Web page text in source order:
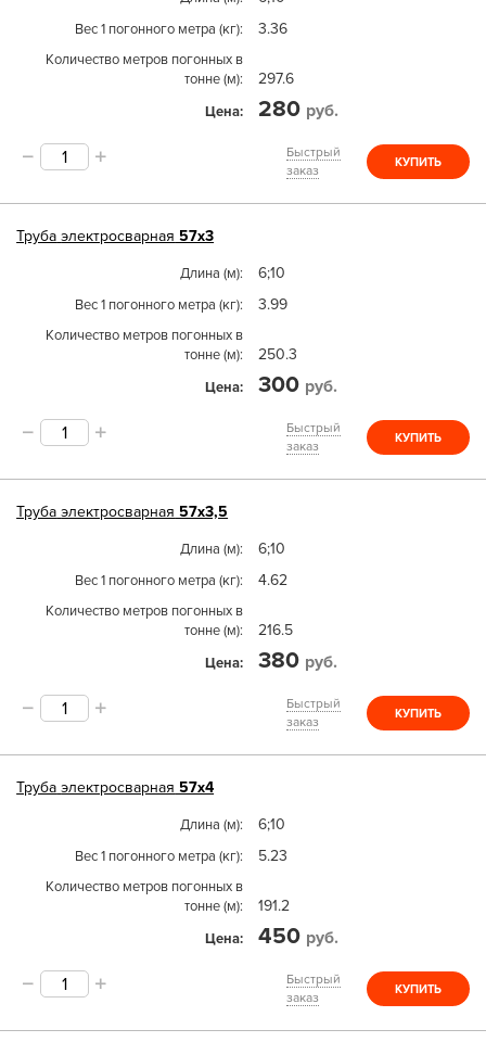
Вес 1 погонного метра (кг) 3.36
Количество метров погонных в
тонне (м)
297.6
Цена 280 руб.
Быстрый
заказ
КУПИТЬ
Труба электросварная 57х3
Длина (м) 6;10
Вес 1 погонного метра (кг) 3.99
Количество метров погонных в
тонне (м)
250.3
Цена 300 руб.
Быстрый
заказ
КУПИТЬ
Труба электросварная 57х3,5
Длина (м) 6;10
Вес 1 погонного метра (кг) 4.62
Количество метров погонных в
тонне (м)
216.5
Цена 380 руб.
Быстрый
заказ
КУПИТЬ
Труба электросварная 57х4
Длина (м) 6;10
Вес 1 погонного метра (кг) 5.23
Количество метров погонных в
тонне (м)
191.2
Цена 450 руб.
Быстрый
заказ
КУПИТЬ